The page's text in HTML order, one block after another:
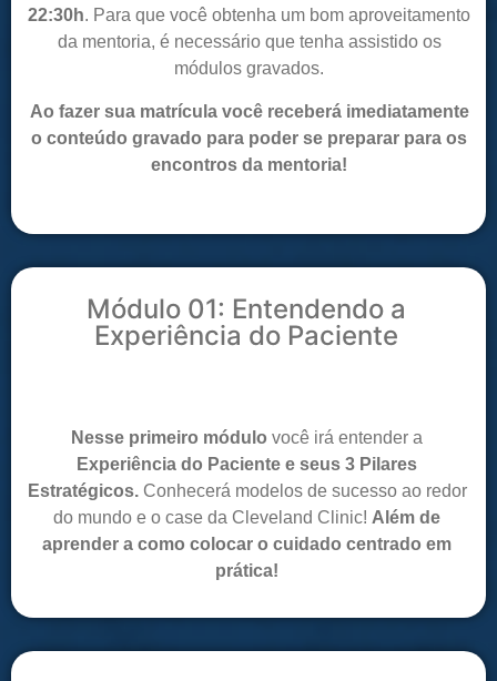
22:30h. Para que você obtenha um bom aproveitamento
da mentoria, é necessário que tenha assistido os
módulos gravados.
Ao fazer sua matrícula você receberá imediatamente
o conteúdo gravado para poder se preparar para os
encontros da mentoria!
Módulo 01: Entendendo a
Experiência do Paciente
Nesse primeiro módulo você irá entender a
Experiência do Paciente e seus 3 Pilares
Estratégicos.Conhecerá modelos de sucesso ao redor
do mundo e o case da Cleveland Clinic! Além de
aprender a como colocar o cuidado centrado em
prática!